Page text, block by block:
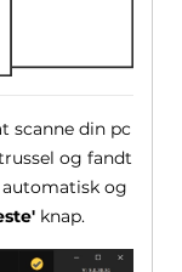
scanne din pc
og fandt
og
knap.